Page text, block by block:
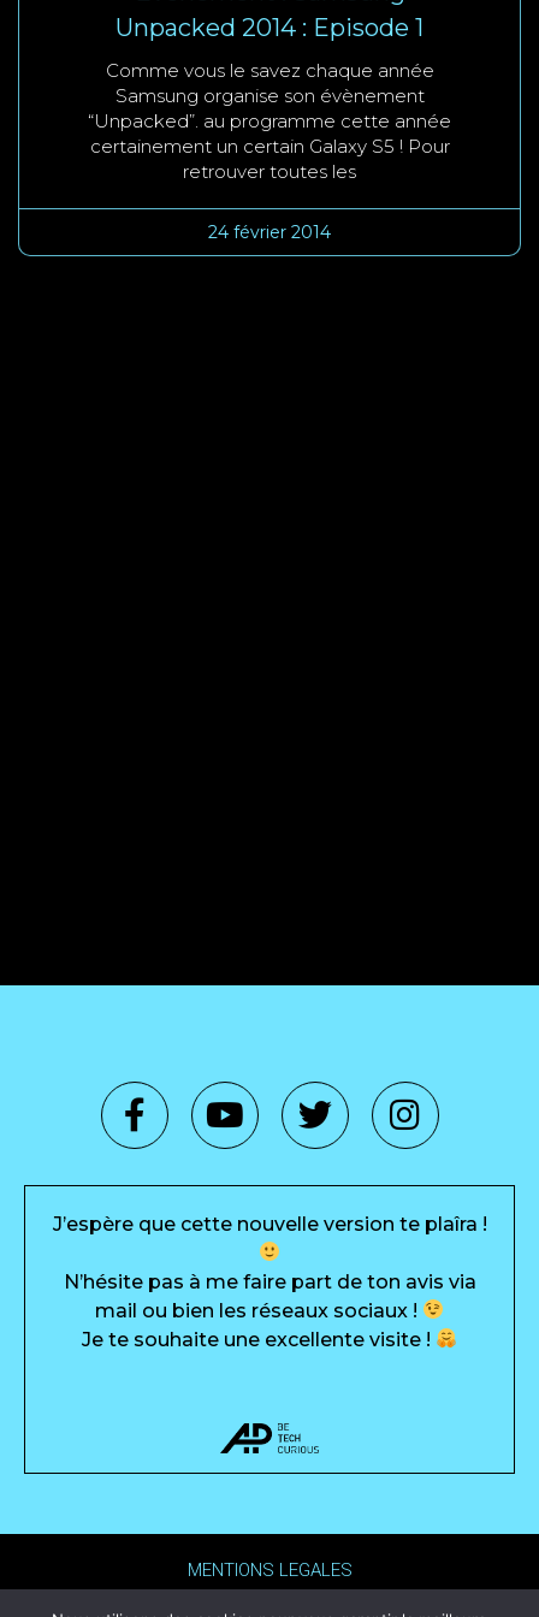
Unpacked 2014 : Episode 1
Comme vous le savez chaque année
Samsung organise son évènement
“Unpacked”. au programme cette année
certainement un certain Galaxy S5 ! Pour
retrouver toutes les
24 février 2014
J’espère que cette nouvelle version te plaîra !
N’hésite pas à me faire part de ton avis via
mail ou bien les réseaux sociaux !
Je te souhaite une excellente visite !
MENTIONS LEGALES